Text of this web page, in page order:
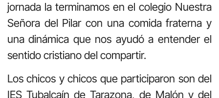
jornada la terminamos en el colegio Nuestra
Señora del Pilar con una comida fraterna y
una dinámica que nos ayudó a entender el
sentido cristiano del compartir.
Los chicos y chicos que participaron son del
IES Tubalcaín de Tarazona, de Malón y del